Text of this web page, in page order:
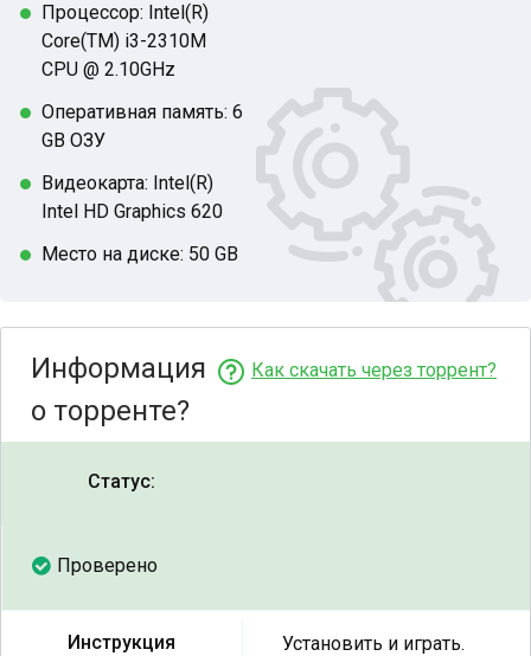
Процессор: Intel(R)
Core(TM) i3-2310M
CPU @ 2.10GHz
Оперативная память: 6
GB ОЗУ
Видеокарта: Intel(R)
Intel HD Graphics 620
Место на диске: 50 GB
Как скачать через торрент?
Информация
о торренте?
Статус:
Проверено
Инструкция
Установить и играть.